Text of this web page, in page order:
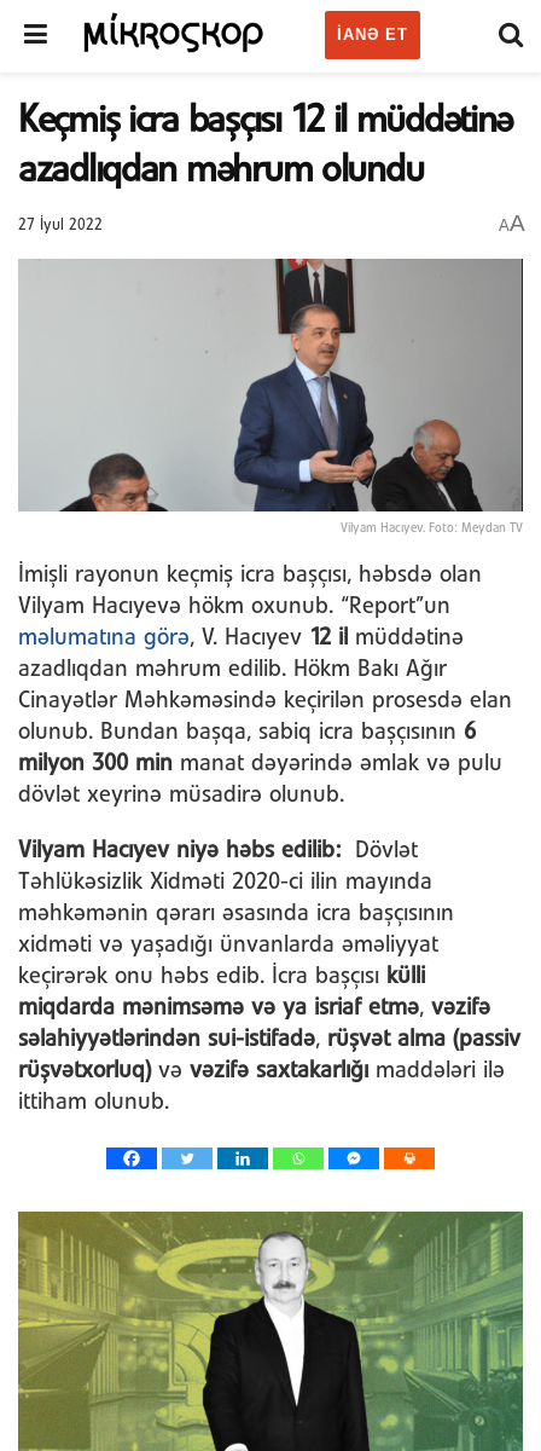
IANƏ ET
Keçmiş icra başçısı 12 il müddətinə
azadlıqdan məhrum olundu
27 İyul 2022 AA
Vilyam Hacıyev. Foto: Meydan TV
İmişli rayonun keçmiş icra başçısı, həbsdə olan
Vilyam Hacıyevə hökm oxunub. “Report”un
məlumatına görə, V. Hacıyev 12 il müddətinə
azadlıqdan məhrum edilib. Hökm Bakı Ağır
Cinayətlər Məhkəməsində keçirilən prosesdə elan
olunub. Bundan başqa, sabiq icra başçısının 6
milyon 300 min manat dəyərində əmlak və pulu
dövlət xeyrinə müsadirə olunub.
Vilyam Hacıyev niyə həbs edilib: Dövlət
Təhlükəsizlik Xidməti 2020-ci ilin mayında
məhkəmənin qərarı əsasında icra başçısının
xidməti və yaşadığı ünvanlarda əməliyyat
keçirərək onu həbs edib. İcra başçısı külli
miqdarda mənimsəmə və ya isriaf etmə, vəzifə
səlahiyyətlərindən sui-istifadə, rüşvət alma (passiv
rüşvətxorluq)və vəzifə saxtakarlığı maddələri ilə
ittiham olunub.